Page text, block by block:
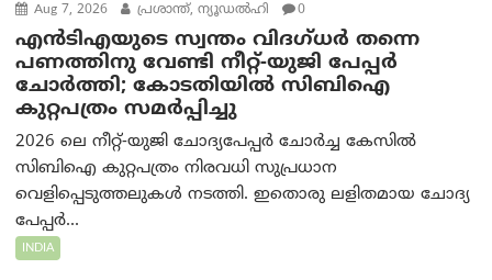
Aug 7, 2026 പ്രശാന്ത്, ന്യൂഡല്‍ഹി 0
എൻ‌ടി‌എയുടെ സ്വന്തം വിദഗ്ധർ തന്നെ
പണത്തിനു വേണ്ടി നീറ്റ്-യു‌ജി പേപ്പർ
ചോർത്തി; കോടതിയില്‍ സിബിഐ
കുറ്റപത്രം സമര്‍പ്പിച്ചു
2026 ലെ നീറ്റ്-യുജി ചോദ്യപേപ്പർ ചോർച്ച കേസിൽ
സിബിഐ കുറ്റപത്രം നിരവധി സുപ്രധാന
വെളിപ്പെടുത്തലുകൾ നടത്തി. ഇതൊരു ലളിതമായ ചോദ്യ
പേപ്പർ...
INDIA